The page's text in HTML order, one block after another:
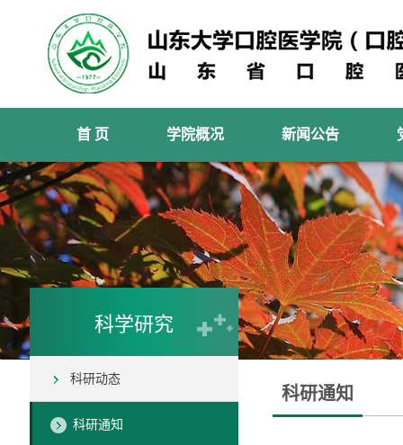
首 页 学院概况 新闻公告
科学研究
科研动态
科研通知
科研通知